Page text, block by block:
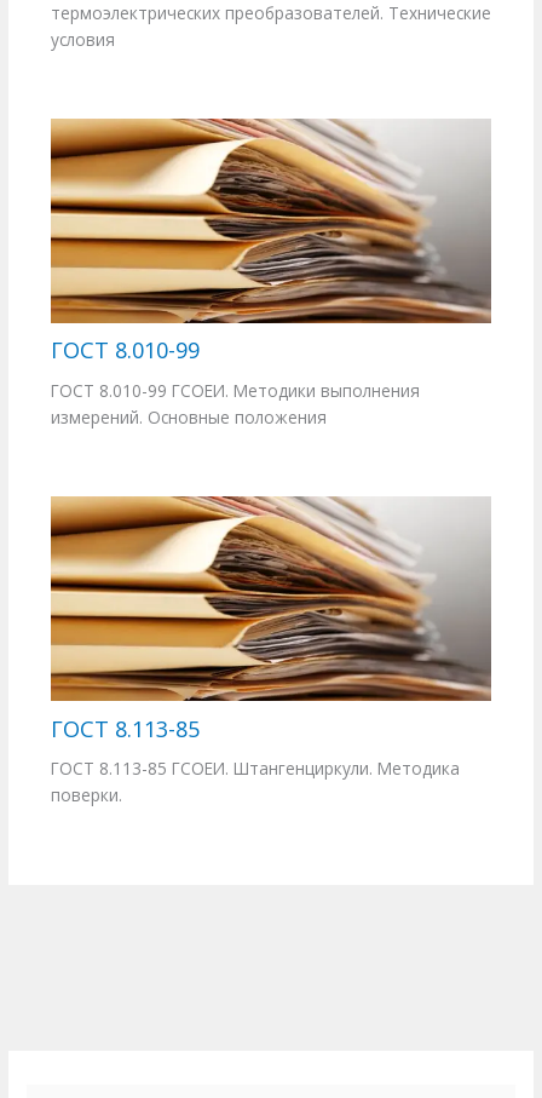
термоэлектрических преобразователей. Технические
условия
ГОСТ 8.010-99
ГОСТ 8.010-99 ГСОЕИ. Методики выполнения
измерений. Основные положения
ГОСТ 8.113-85
ГОСТ 8.113-85 ГСОЕИ. Штангенциркули. Методика
поверки.